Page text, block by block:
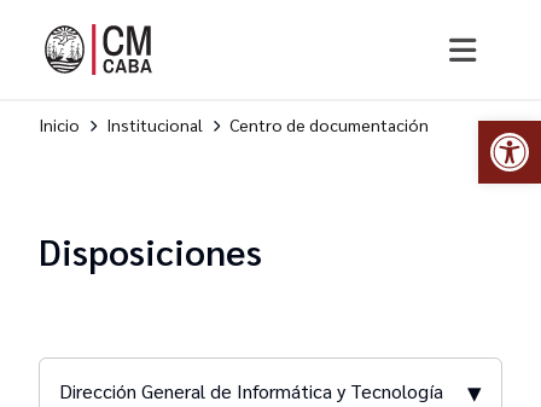
Inicio Institucional Centro de documentación
Disposiciones
Dirección General de Informática y Tecnología ▾